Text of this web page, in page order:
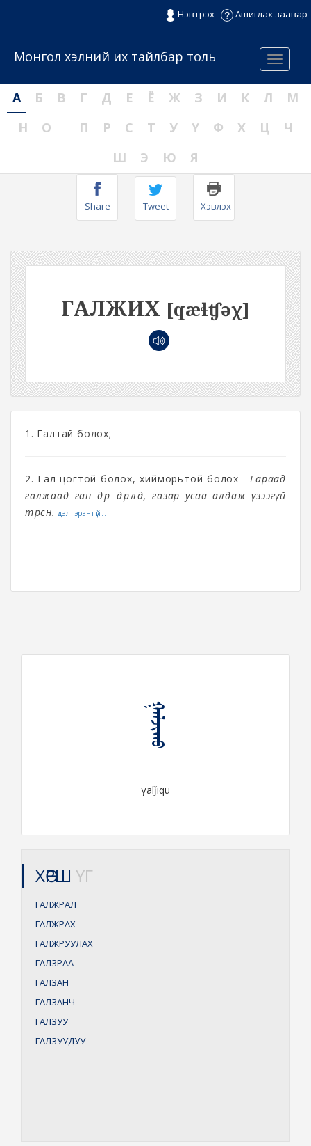
Нэвтрэх Ашиглах заавар
Menu
Монгол хэлний их тайлбар толь
А Б В Г Д Е Ё Ж З И К Л
М
Н
О П Р С Т У Ү Ф Х Ц
Ч
Ш
Э Ю Я
Share Tweet Хэвлэх
ГАЛЖИХ [qæɬʧəχ]
1. Галтай болох;
2. Гал цогтой болох, хийморьтой болох - Гараад
галжаад ган дөрөө дөрөөлөөд, газар усаа алдаж үзээгүй
төрсөн. дэлгэрэнгүй...
ᠭᠠᠯᠵᠢᠬᠤ
γalǰiqu
ХӨРШ ҮГ
ГАЛЖРАЛ
ГАЛЖРАХ
ГАЛЖРУУЛАХ
ГАЛЗРАА
ГАЛЗАН
ГАЛЗАНЧ
ГАЛЗУУ
ГАЛЗУУДУУ